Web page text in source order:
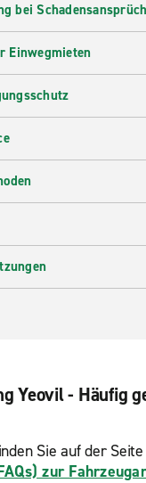
bei
Einwegmieten
Yeovil - Häufig
Sie auf der Seite
zur